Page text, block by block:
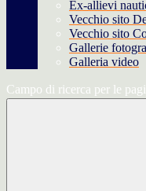
Ex-allievi
Vecchio sito
Vecchio sito
Gallerie
Galleria video
Campo di ricerca per le